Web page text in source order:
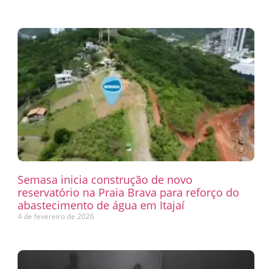
Semasa inicia construção de novo
reservatório na Praia Brava para reforço do
abastecimento de água em Itajaí
4 de fevereiro de 2026